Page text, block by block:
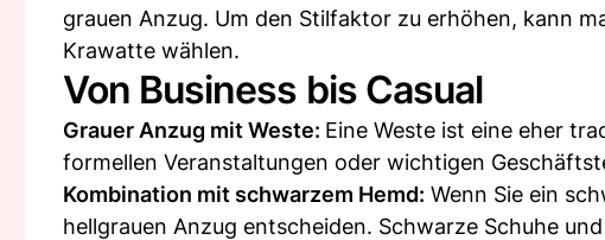
grauen Anzug. Um den Stilfaktor zu erhöhen, kann
Krawatte wählen.
Von Business bis Casual
Grauer Anzug mit Weste: Eine Weste ist eine eher
formellen Veranstaltungen oder wichtigen
Kombination mit schwarzem Hemd: Wenn Sie ein
hellgrauen Anzug entscheiden. Schwarze Schuhe